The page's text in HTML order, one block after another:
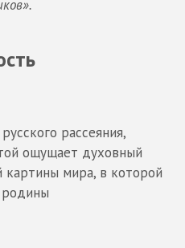
рассеяния,
ощущает духовный
картины мира, в которой
родины